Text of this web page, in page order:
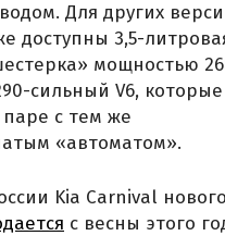
Для других
доступны 3,5-
мощностью
сильный V6, которые
с тем же
«автоматом».
Kia Carnival нового
с весны этого